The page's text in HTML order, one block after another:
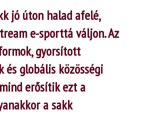
jó úton halad afelé,
e-sporttá váljon. Az
gyorsított
és globális közösségi
erősítik ezt a
a sakk